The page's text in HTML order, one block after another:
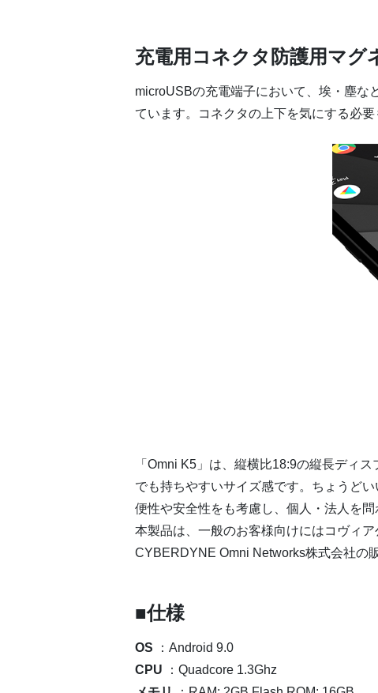
充電用コネクタ防護用マグ
microUSBの充電端子において、埃・塵な
ています。コネクタの上下を気にする必
「Omni K5」は、縦横比18:9の縦長ディ
でも持ちやすいサイズ感です。ちょうど
便性や安全性をも考慮し、個人・法人を
本製品は、一般のお客様向けにはコヴィ
CYBERDYNE Omni Networks株式会社の
■仕様
OS ：Android 9.0
CPU ：Quadcore 1.3Ghz